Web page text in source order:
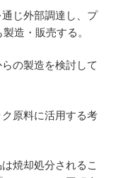
じ外部調達し、プ
造・販売する。
の製造を検討して
原料に活用する考
焼却処分されるこ